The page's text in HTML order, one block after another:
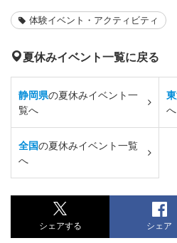
体験イベント・アクティビティ
夏休みイベント一覧に戻る
静岡県の夏休みイベント一
覧へ
へ
全国の夏休みイベント一覧
へ
シェアする シェア